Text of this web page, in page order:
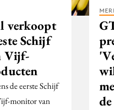
verkoopt
Schijf
Vijf-
de eerste Schijf
monitor van